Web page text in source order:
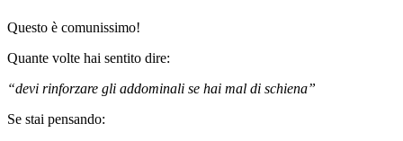
Questo è comunissimo!
Quante volte hai sentito dire:
“devi rinforzare gli addominali se hai mal di schiena”
Se stai pensando: